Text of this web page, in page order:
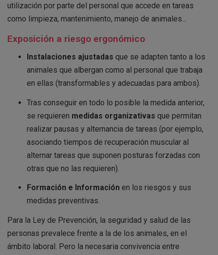
utilización por parte del personal que accede en tareas
como limpieza, mantenimiento, manejo de animales...
Exposición a riesgo ergonómico
Instalaciones ajustadas que se adapten tanto a los
animales que albergan como al personal que trabaja
en ellas (transformables y adecuadas para ambos).
Tras conseguir en todo lo posible la medida anterior,
se requieren medidas organizativas que permitan
realizar pausas y alternancia de tareas (por ejemplo,
asociando tiempos de recuperación muscular al
alternar tareas que suponen posturas forzadas con
otras que no las requieren).
Formación e Información en los riesgos y sus
medidas preventivas.
Para la Ley de Prevención, la seguridad y salud de las
personas prevalece frente a la de los animales, en el
ámbito laboral. Pero la necesaria convivencia entre